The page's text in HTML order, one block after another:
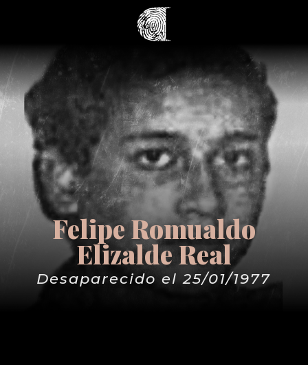
Felipe Romualdo
Elizalde Real
Desaparecido el 25/01/1977